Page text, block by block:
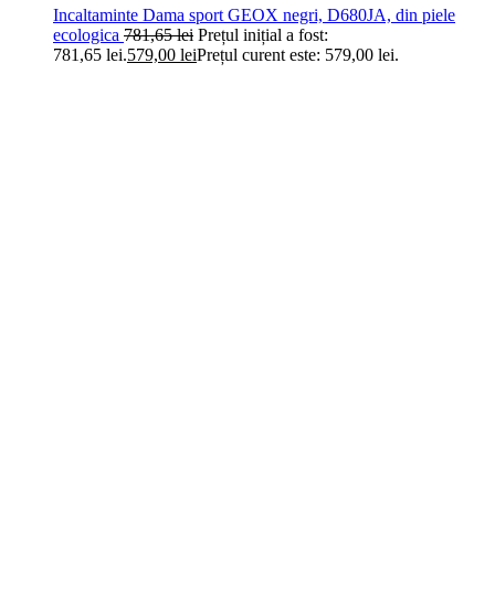
Incaltaminte Dama sport GEOX negri, D680JA, din piele
ecologica 781,65lei Prețul inițial a fost:
781,65 lei.579,00 leiPrețul curent este: 579,00 lei.